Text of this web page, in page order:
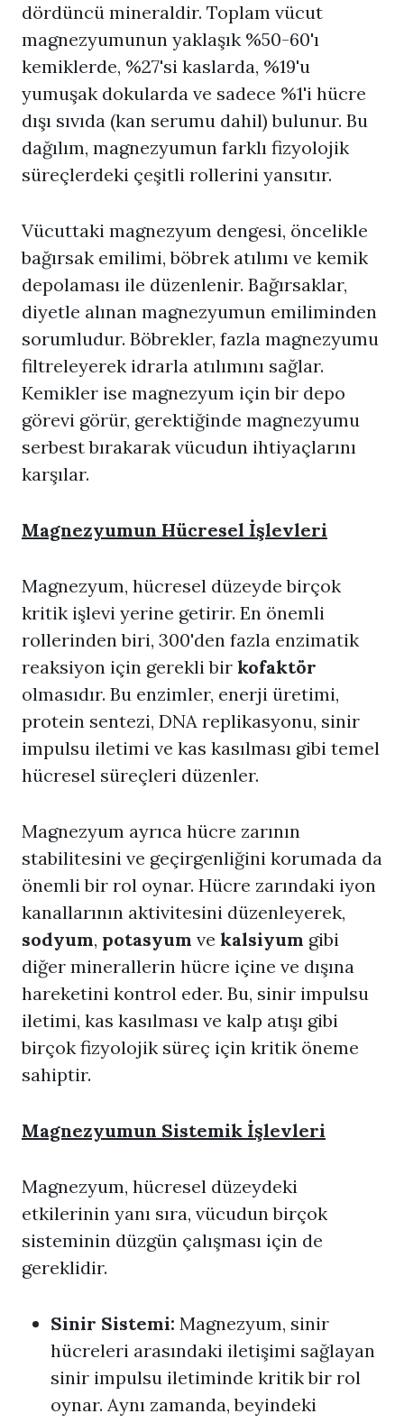
dördüncü mineraldir. Toplam vücut
magnezyumunun yaklaşık %50-60'ı
kemiklerde, %27'si kaslarda, %19'u
yumuşak dokularda ve sadece %1'i hücre
dışı sıvıda (kan serumu dahil) bulunur. Bu
dağılım, magnezyumun farklı fizyolojik
süreçlerdeki çeşitli rollerini yansıtır.
Vücuttaki magnezyum dengesi, öncelikle
bağırsak emilimi, böbrek atılımı ve kemik
depolaması ile düzenlenir. Bağırsaklar,
diyetle alınan magnezyumun emiliminden
sorumludur. Böbrekler, fazla magnezyumu
filtreleyerek idrarla atılımını sağlar.
Kemikler ise magnezyum için bir depo
görevi görür, gerektiğinde magnezyumu
serbest bırakarak vücudun ihtiyaçlarını
karşılar.
Magnezyumun Hücresel İşlevleri
Magnezyum, hücresel düzeyde birçok
kritik işlevi yerine getirir. En önemli
rollerinden biri, 300'den fazla enzimatik
reaksiyon için gerekli bir kofaktör
olmasıdır. Bu enzimler, enerji üretimi,
protein sentezi, DNA replikasyonu, sinir
impulsu iletimi ve kas kasılması gibi temel
hücresel süreçleri düzenler.
Magnezyum ayrıca hücre zarının
stabilitesini ve geçirgenliğini korumada da
önemli bir rol oynar. Hücre zarındaki iyon
kanallarının aktivitesini düzenleyerek,
sodyum, potasyum ve kalsiyum gibi
diğer minerallerin hücre içine ve dışına
hareketini kontrol eder. Bu, sinir impulsu
iletimi, kas kasılması ve kalp atışı gibi
birçok fizyolojik süreç için kritik öneme
sahiptir.
Magnezyumun Sistemik İşlevleri
Magnezyum, hücresel düzeydeki
etkilerinin yanı sıra, vücudun birçok
sisteminin düzgün çalışması için de
gereklidir.
Sinir Sistemi: Magnezyum, sinir
hücreleri arasındaki iletişimi sağlayan
sinir impulsu iletiminde kritik bir rol
oynar. Aynı zamanda, beyindeki